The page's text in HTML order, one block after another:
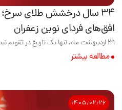
۳۴ سال درخشش طلای سرخ؛
افق‌های فردای نوین زعفران
۲۹ اردیبهشت ماه، تنها یک تاریخ در تقویم نیست؛ بلکه یادآور آغاز سفری است ...
مطالعه بیشتر
۱۴۰۵٫۰۲٫۲۶